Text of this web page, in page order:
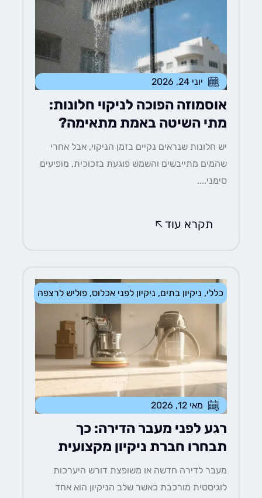
יוני 24, 2026
אוסמוזה הפוכה לניקוי חלונות:
מתי השיטה באמת מתאימה?
יש חלונות שנראים נקיים בזמן הניקוי, אבל אחרי
שהמים מתייבשים והשמש פוגעת בזכוכית, מופיעים
תקרא עוד
ניקיון בתים,ניקיון לפני אכלוס,פוליש לרצפה
מאי 12, 2026
רגע לפני מעבר הדירה: כך
תבחרו חברת ניקיון מקצועית
מעבר לדירה חדשה או משופצת דורש היערכות
לוגיסטית מורכבת כאשר שלב הניקיון הוא אחד